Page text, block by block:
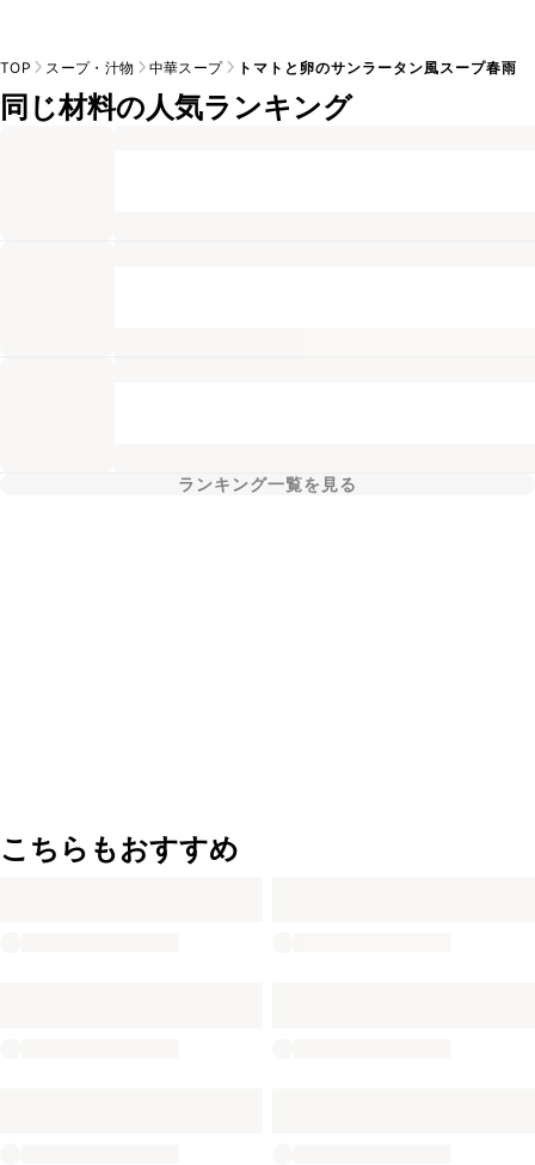
TOP スープ・汁物 中華スープ トマトと卵のサンラータン風スープ春雨
同じ材料の人気ランキング
ランキング一覧を見る
こちらもおすすめ